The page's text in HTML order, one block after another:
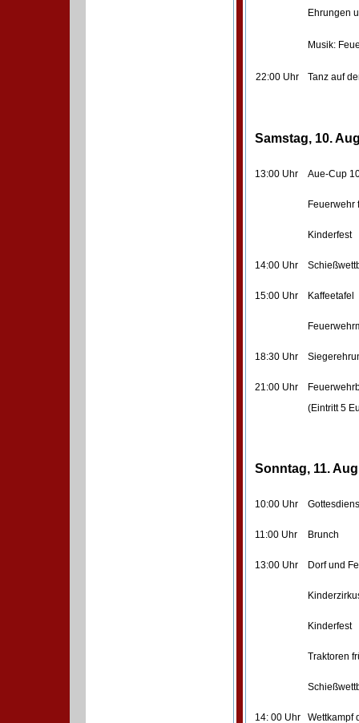
Ehrungen
Musik:
22:00 Uhr Tanz auf
Samstag, 10.
13:00 Uhr Aue-Cup
Feuerwehr
Kinderfest
14:00 Uhr
15:00 Uhr Kaffeetafel
18:30 Uhr
21:00 Uhr
(Eintritt 5
Sonntag, 11.
10:00 Uhr
11:00 Uhr Brunch
13:00 Uhr Dorf und
Traktoren
14: 00 Uhr Wettkampf